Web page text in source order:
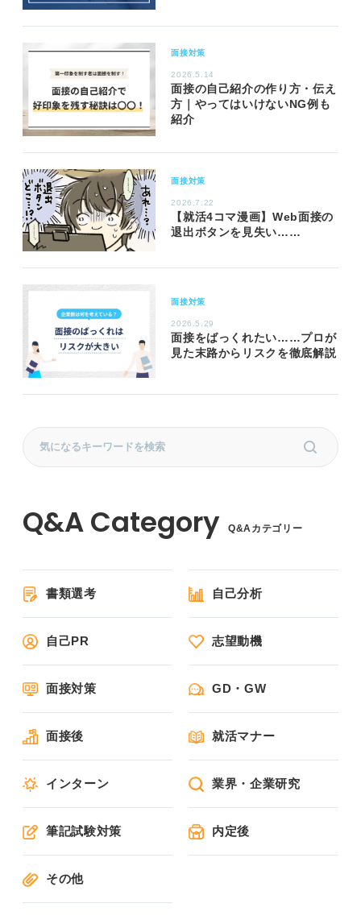
面接対策
2026.5.14
面接の自己紹介の作り方・伝え
方｜やってはいけないNG例も
紹介
面接対策
2026.7.22
【就活4コマ漫画】Web面接の
退出ボタンを見失い……
面接対策
2026.5.29
面接をばっくれたい……プロが
見た末路からリスクを徹底解説
Q&Aカテゴリー
書類選考 自己分析
自己PR 志望動機
面接対策 GD・GW
面接後 就活マナー
インターン 業界・企業研究
筆記試験対策 内定後
その他